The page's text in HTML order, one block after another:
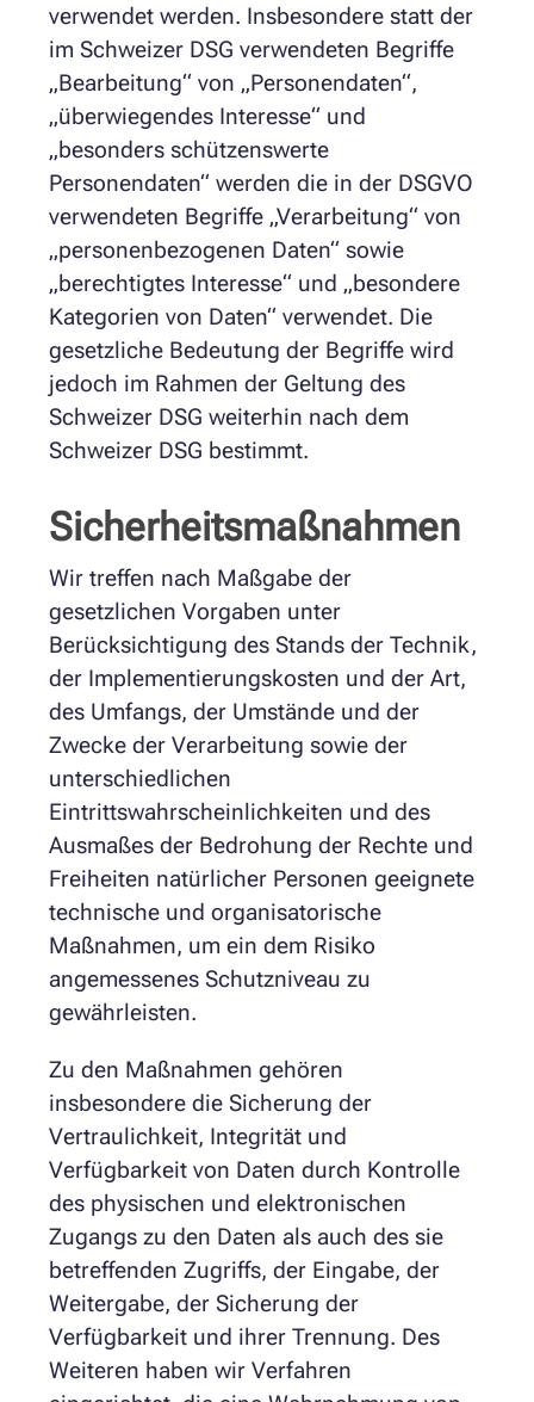
verwendet werden. Insbesondere statt der
im Schweizer DSG verwendeten Begriffe
„Bearbeitung“ von „Personendaten“,
„überwiegendes Interesse“ und
„besonders schützenswerte
Personendaten“ werden die in der DSGVO
verwendeten Begriffe „Verarbeitung“ von
„personenbezogenen Daten“ sowie
„berechtigtes Interesse“ und „besondere
Kategorien von Daten“ verwendet. Die
gesetzliche Bedeutung der Begriffe wird
jedoch im Rahmen der Geltung des
Schweizer DSG weiterhin nach dem
Schweizer DSG bestimmt.
Sicherheitsmaßnahmen
Wir treffen nach Maßgabe der
gesetzlichen Vorgaben unter
Berücksichtigung des Stands der Technik,
der Implementierungskosten und der Art,
des Umfangs, der Umstände und der
Zwecke der Verarbeitung sowie der
unterschiedlichen
Eintrittswahrscheinlichkeiten und des
Ausmaßes der Bedrohung der Rechte und
Freiheiten natürlicher Personen geeignete
technische und organisatorische
Maßnahmen, um ein dem Risiko
angemessenes Schutzniveau zu
gewährleisten.
Zu den Maßnahmen gehören
insbesondere die Sicherung der
Vertraulichkeit, Integrität und
Verfügbarkeit von Daten durch Kontrolle
des physischen und elektronischen
Zugangs zu den Daten als auch des sie
betreffenden Zugriffs, der Eingabe, der
Weitergabe, der Sicherung der
Verfügbarkeit und ihrer Trennung. Des
Weiteren haben wir Verfahren